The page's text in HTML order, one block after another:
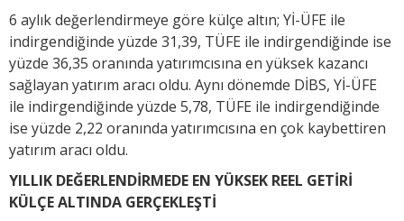
6 aylık değerlendirmeye göre külçe altın; Yİ-ÜFE ile
indirgendiğinde yüzde 31,39, TÜFE ile indirgendiğinde ise
yüzde 36,35 oranında yatırımcısına en yüksek kazancı
sağlayan yatırım aracı oldu. Aynı dönemde DİBS, Yİ-ÜFE
ile indirgendiğinde yüzde 5,78, TÜFE ile indirgendiğinde
ise yüzde 2,22 oranında yatırımcısına en çok kaybettiren
yatırım aracı oldu.
YILLIK DEĞERLENDİRMEDE EN YÜKSEK REEL GETİRİ
KÜLÇE ALTINDA GERÇEKLEŞTİ